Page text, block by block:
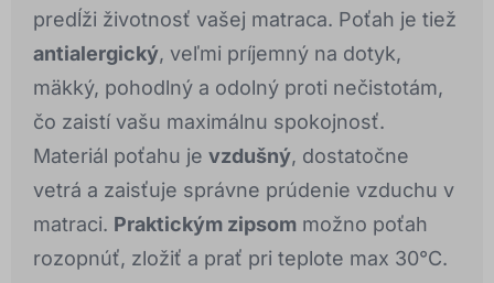
predĺži životnosť vašej matraca. Poťah je tiež
antialergický, veľmi príjemný na dotyk,
mäkký, pohodlný a odolný proti nečistotám,
čo zaistí vašu maximálnu spokojnosť.
Materiál poťahu je vzdušný, dostatočne
vetrá a zaisťuje správne prúdenie vzduchu v
matraci. Praktickým zipsom možno poťah
rozopnúť, zložiť a prať pri teplote max 30°C.